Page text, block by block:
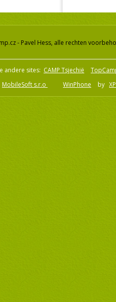
- Pavel Hess, alle rechten
andere sites: CAMP Tsjechië
MobileSoft s.r.o WinPhone by